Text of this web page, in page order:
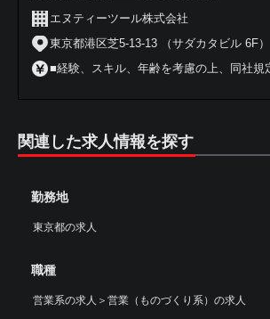
エヌティーツール株式会社
東京都港区芝5-13-13 （サダカタビル 6F）
■経験、スキル、年齢を考慮の上、同社規
関連した求人情報を探す
勤務地
東京都の求人
職種
営業系の求人 ＞ 営業（ものづくり系）の求人